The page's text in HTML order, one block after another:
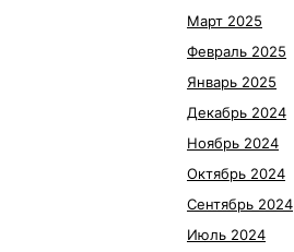
Март 2025
Февраль 2025
Январь 2025
Декабрь 2024
Ноябрь 2024
Октябрь 2024
Сентябрь 2024
Июль 2024